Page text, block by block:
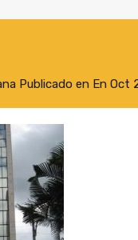
Publicado en En Oct